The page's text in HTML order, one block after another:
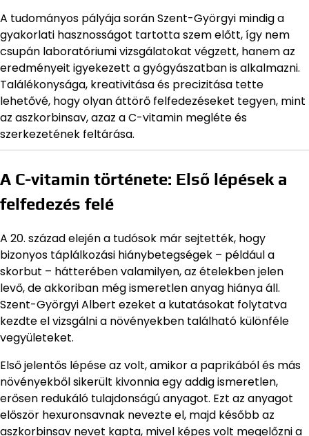
A tudományos pályája során Szent-Györgyi mindig a
gyakorlati hasznosságot tartotta szem előtt, így nem
csupán laboratóriumi vizsgálatokat végzett, hanem az
eredményeit igyekezett a gyógyászatban is alkalmazni.
Találékonysága, kreativitása és precizitása tette
lehetővé, hogy olyan áttörő felfedezéseket tegyen, mint
az aszkorbinsav, azaz a C-vitamin megléte és
szerkezetének feltárása.
A C-vitamin története: Első lépések a
felfedezés felé
A 20. század elején a tudósok már sejtették, hogy
bizonyos táplálkozási hiánybetegségek – például a
skorbut – hátterében valamilyen, az ételekben jelen
levő, de akkoriban még ismeretlen anyag hiánya áll.
Szent-Györgyi Albert ezeket a kutatásokat folytatva
kezdte el vizsgálni a növényekben található különféle
vegyületeket.
Első jelentős lépése az volt, amikor a paprikából és más
növényekből sikerült kivonnia egy addig ismeretlen,
erősen redukáló tulajdonságú anyagot. Ezt az anyagot
először hexuronsavnak nevezte el, majd később az
aszkorbinsav nevet kapta, mivel képes volt megelőzni a